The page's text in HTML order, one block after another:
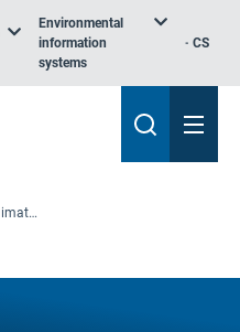
Environmental
information
systems
CS
Prohlížeč map adaptace měst Climate-ADAPT